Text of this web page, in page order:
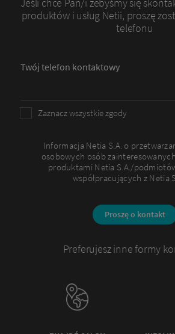
produktów i usług Netii, proszę
telefonu
Twój telefon kontaktowy
Zaznacz wszystkie zgody
Informacja Netia S.A. o
osobowych osób
produktami Netia S.A./
współpracujących z Netia
Proszę o kontakt
Preferujesz inne formy